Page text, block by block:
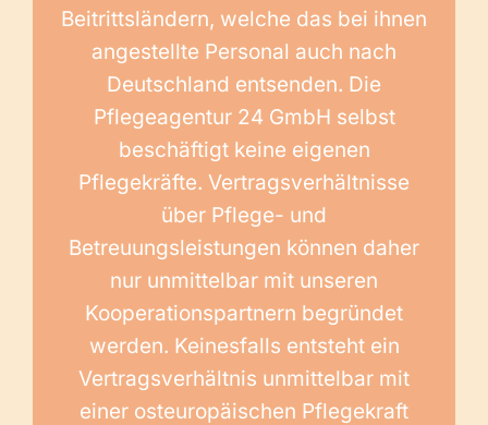
Beitrittsländern, welche das bei ihnen
angestellte Personal auch nach
Deutschland entsenden. Die
Pflegeagentur 24 GmbH selbst
beschäftigt keine eigenen
Pflegekräfte. Vertragsverhältnisse
über Pflege- und
Betreuungsleistungen können daher
nur unmittelbar mit unseren
Kooperationspartnern begründet
werden. Keinesfalls entsteht ein
Vertragsverhältnis unmittelbar mit
einer osteuropäischen Pflegekraft